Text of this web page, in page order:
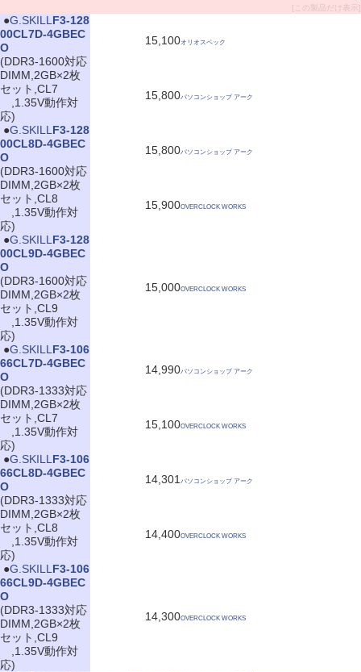
[この製品だけ表示]
●G.SKILL F3-128
00CL7D-4GBEC
O
(DDR3-1600対応
DIMM,2GB×2枚
セット,CL7
,1.35V動作対
応)
15,100オリオスペック
15,800パソコンショップ アーク
●G.SKILL F3-128
00CL8D-4GBEC
O
(DDR3-1600対応
DIMM,2GB×2枚
セット,CL8
,1.35V動作対
応)
15,800パソコンショップ アーク
15,900OVERCLOCK WORKS
●G.SKILL F3-128
00CL9D-4GBEC
O
(DDR3-1600対応
DIMM,2GB×2枚
セット,CL9
,1.35V動作対
応)
15,000OVERCLOCK WORKS
●G.SKILL F3-106
66CL7D-4GBEC
O
(DDR3-1333対応
DIMM,2GB×2枚
セット,CL7
,1.35V動作対
応)
14,990パソコンショップ アーク
15,100OVERCLOCK WORKS
●G.SKILL F3-106
66CL8D-4GBEC
O
(DDR3-1333対応
DIMM,2GB×2枚
セット,CL8
,1.35V動作対
応)
14,301 パソコンショップ アーク
14,400OVERCLOCK WORKS
●G.SKILL F3-106
66CL9D-4GBEC
O
(DDR3-1333対応
DIMM,2GB×2枚
セット,CL9
,1.35V動作対
応)
14,300OVERCLOCK WORKS